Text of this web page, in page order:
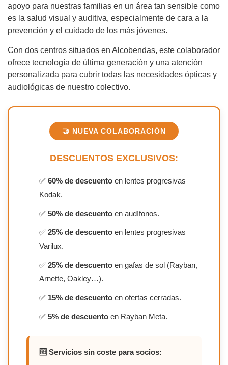
apoyo para nuestras familias en un área tan sensible como
es la salud visual y auditiva, especialmente de cara a la
prevención y el cuidado de los más jóvenes.
Con dos centros situados en Alcobendas, este colaborador
ofrece tecnología de última generación y una atención
personalizada para cubrir todas las necesidades ópticas y
audiológicas de nuestro colectivo.
🤝 NUEVA COLABORACIÓN
DESCUENTOS EXCLUSIVOS:
✅ 60% de descuento en lentes progresivas
Kodak.
✅ 50% de descuento en audífonos.
✅ 25% de descuento en lentes progresivas
Varilux.
✅ 25% de descuento en gafas de sol (Rayban,
Arnette, Oakley…).
✅ 15% de descuento en ofertas cerradas.
✅ 5% de descuento en Rayban Meta.
🆓 Servicios sin coste para socios: